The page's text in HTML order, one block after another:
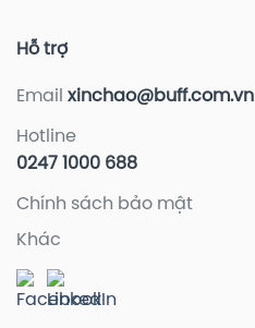
Hỗ trợ
Email xinchao@buff.com.vn
Hotline
0247 1000 688
Chính sách bảo mật
Khác